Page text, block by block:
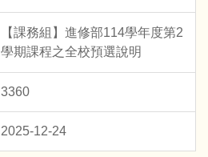
【課務組】進修部114學年度第2
學期課程之全校預選說明
3360
2025-12-24